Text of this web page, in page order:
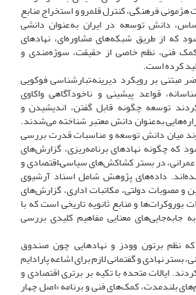
فرهنگی، کنترل قلمرو و استخراج منابع
دانش توسعه در ایران به‌عنوان دانشی
که از طریق شبکه‌های مشاوره‌ای، نهادهای
کمک فنی، نظم خاصی از حقیقت، سوژه‌مندی و
کرده است.
بر رویکرد دیرینه–تبارشناسی فوکویی
قواعد پیشینی و ناخودآگاهی واکاوی
توسعه چگونه قابل گفتن، اندیشیدن و
به‌عنوان دانش معتبر شناخته می‌شدند.
میان دانش توسعه و مناسبات قدرت بررسی
که چگونه نهادهای برنامه‌ریزی، گزارش‌های
در بستر کشاکش‌های سیاسی–اقتصادی و
داده‌های پژوهش شامل اسناد آرشیوی
و مصوبات دولتی، مکاتبات اداری، گزارش‌های
و منابع ثانویه تاریخی است که با
جابه‌جایی‌های معنایی مفاهیم کلیدی بررسی
نظم برتون وودز و نهادهایی چون صندوق
بستر نهادی و گفتمانی لازم برای اشاعه پارادایم
ایالات متحده با تکیه بر برتری اقتصادی و
بلندمدت، کمک‌های فنی و برنامه «اصل چهار